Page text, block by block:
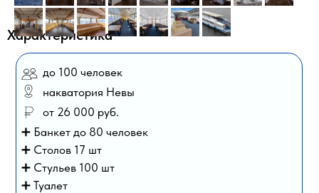
➕ Банкет до 80 человек
➕ Столов 17 шт
➕ Стульев 100 шт
➕ Туалет
Характеристика
до 100 человек
от 26 000 руб.
накватория Невы